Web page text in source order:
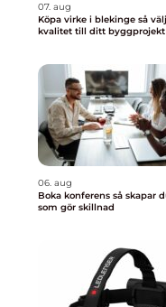
07. aug
Köpa virke i blekinge så väljer du rätt
kvalitet till ditt byggprojekt
06. aug
Boka konferens så skapar du ett möte
som gör skillnad